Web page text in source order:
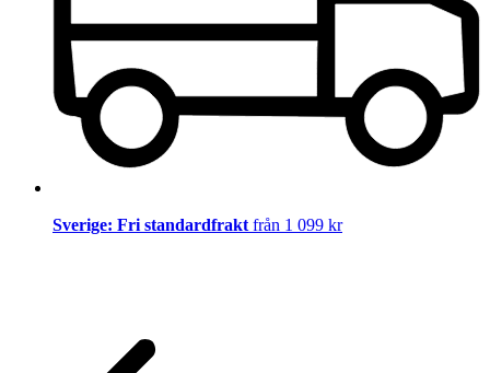
Sverige: Fri standardfrakt från 1 099 kr